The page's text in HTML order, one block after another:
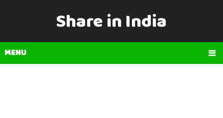
Share in India
MENU